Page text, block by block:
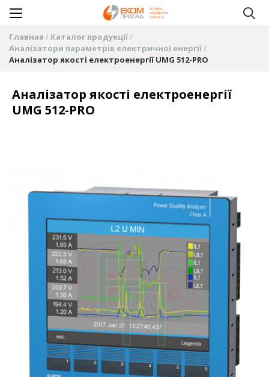
Главная
Каталог продукції
Аналізатори параметрів електричної енергії
Аналізатор якості електроенергії UMG 512-PRO
Аналізатор якості електроенергії
UMG 512-PRO
изображений